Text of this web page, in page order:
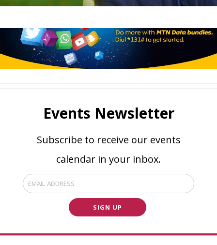
Events Newsletter
Subscribe to receive our events
calendar in your inbox.